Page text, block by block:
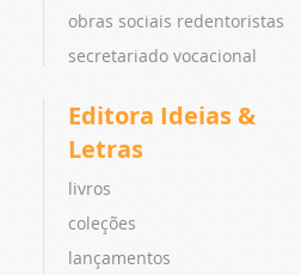
obras sociais redentoristas
secretariado vocacional
Editora Ideias &
Letras
livros
coleções
lançamentos